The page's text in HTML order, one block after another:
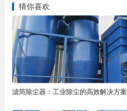
猜你喜欢
滤筒除尘器：工业除尘的高效解决方案